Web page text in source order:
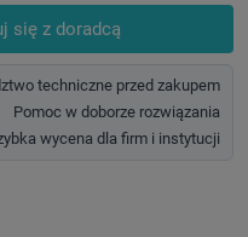
się z doradcą
techniczne przed zakupem
Pomoc w doborze rozwiązania
wycena dla firm i instytucji